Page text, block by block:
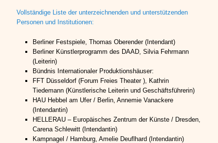
Vollständige Liste der unterzeichnenden und unterstützenden
Personen und Institutionen:
Berliner Festspiele, Thomas Oberender (Intendant)
Berliner Künstlerprogramm des DAAD, Silvia Fehrmann
(Leiterin)
Bündnis Internationaler Produktionshäuser:
FFT Düsseldorf (Forum Freies Theater ), Kathrin
Tiedemann (Künstlerische Leiterin und Geschäftsführerin)
HAU Hebbel am Ufer / Berlin, Annemie Vanackere
(Intendantin)
HELLERAU – Europäisches Zentrum der Künste / Dresden,
Carena Schlewitt (Intendantin)
Kampnagel / Hamburg, Amelie Deuflhard (Intendantin)